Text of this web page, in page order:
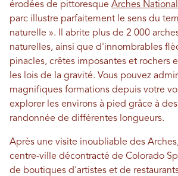
érodées de pittoresque Arches
parc illustre parfaitement le sens du
naturelle ». Il abrite plus de 2 000
naturelles, ainsi que d'innombrables
pinacles, crêtes imposantes et rochers
les lois de la gravité. Vous pouvez
magnifiques formations depuis votre
explorer les environs à pied grâce à
randonnée de différentes longueurs.
Après une visite inoubliable des
centre-ville décontracté de Colorado
de boutiques d'artistes et de